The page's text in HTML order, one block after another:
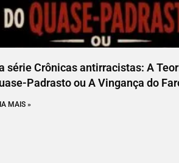
série Crônicas antirracistas: A
Padrasto ou A Vingança do
MAIS »